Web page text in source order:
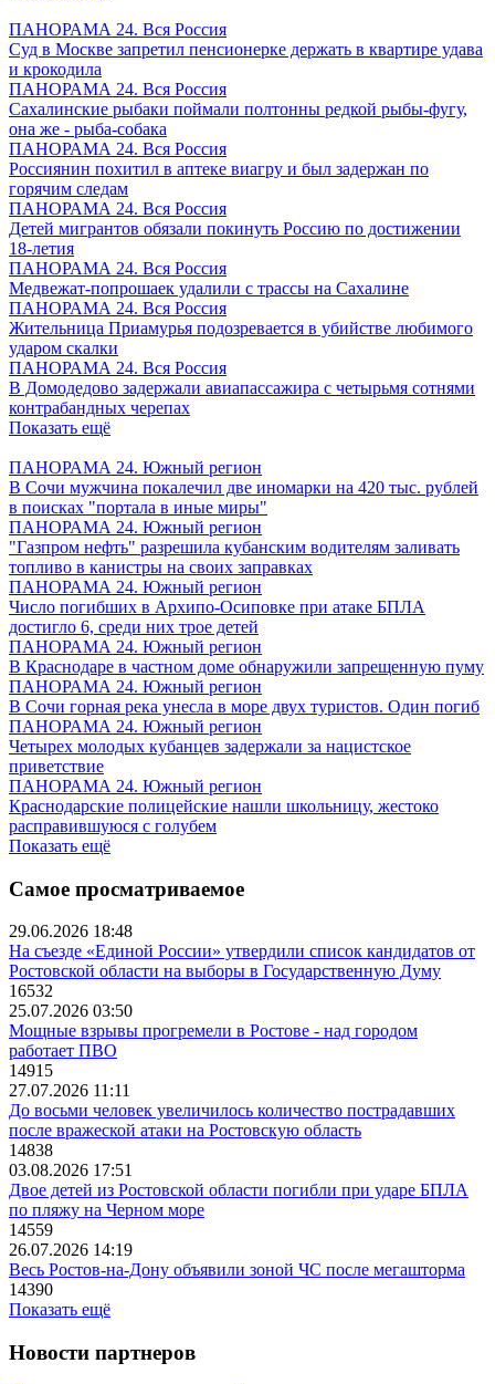
ПАНОРАМА 24. Вся Россия
Суд в Москве запретил пенсионерке держать в квартире удава
и крокодила
ПАНОРАМА 24. Вся Россия
Сахалинские рыбаки поймали полтонны редкой рыбы-фугу,
она же - рыба-собака
ПАНОРАМА 24. Вся Россия
Россиянин похитил в аптеке виагру и был задержан по
горячим следам
ПАНОРАМА 24. Вся Россия
Детей мигрантов обязали покинуть Россию по достижении
18-летия
ПАНОРАМА 24. Вся Россия
Медвежат-попрошаек удалили с трассы на Сахалине
ПАНОРАМА 24. Вся Россия
Жительница Приамурья подозревается в убийстве любимого
ударом скалки
ПАНОРАМА 24. Вся Россия
В Домодедово задержали авиапассажира с четырьмя сотнями
контрабандных черепах
Показать ещё
ПАНОРАМА 24. Южный регион
В Сочи мужчина покалечил две иномарки на 420 тыс. рублей
в поисках "портала в иные миры"
ПАНОРАМА 24. Южный регион
"Газпром нефть" разрешила кубанским водителям заливать
топливо в канистры на своих заправках
ПАНОРАМА 24. Южный регион
Число погибших в Архипо-Осиповке при атаке БПЛА
достигло 6, среди них трое детей
ПАНОРАМА 24. Южный регион
В Краснодаре в частном доме обнаружили запрещенную пуму
ПАНОРАМА 24. Южный регион
В Сочи горная река унесла в море двух туристов. Один погиб
ПАНОРАМА 24. Южный регион
Четырех молодых кубанцев задержали за нацистское
приветствие
ПАНОРАМА 24. Южный регион
Краснодарские полицейские нашли школьницу, жестоко
расправившуюся с голубем
Показать ещё
Самое просматриваемое
29.06.2026 18:48
На съезде «Единой России» утвердили список кандидатов от
Ростовской области на выборы в Государственную Думу
16532
25.07.2026 03:50
Мощные взрывы прогремели в Ростове - над городом
работает ПВО
14915
27.07.2026 11:11
До восьми человек увеличилось количество пострадавших
после вражеской атаки на Ростовскую область
14838
03.08.2026 17:51
Двое детей из Ростовской области погибли при ударе БПЛА
по пляжу на Черном море
14559
26.07.2026 14:19
Весь Ростов-на-Дону объявили зоной ЧС после мегашторма
14390
Показать ещё
Новости партнеров